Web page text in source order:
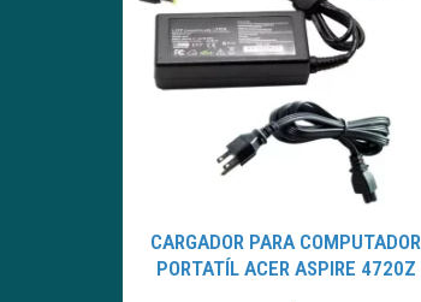
CARGADOR PARA COMPUTADOR
PORTATÍL ACER ASPIRE 4720Z